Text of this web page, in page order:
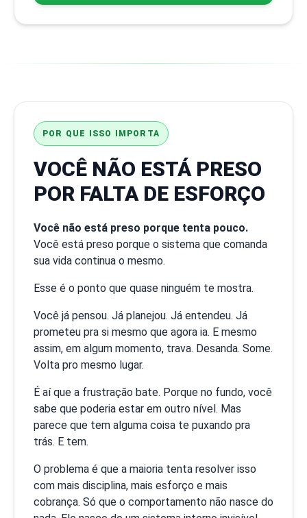
POR QUE ISSO IMPORTA
VOCÊ NÃO ESTÁ PRESO
POR FALTA DE ESFORÇO
Você não está preso porque tenta pouco.
Você está preso porque o sistema que comanda
sua vida continua o mesmo.
Esse é o ponto que quase ninguém te mostra.
Você já pensou. Já planejou. Já entendeu. Já
prometeu pra si mesmo que agora ia. E mesmo
assim, em algum momento, trava. Desanda. Some.
Volta pro mesmo lugar.
É aí que a frustração bate. Porque no fundo, você
sabe que poderia estar em outro nível. Mas
parece que tem alguma coisa te puxando pra
trás. E tem.
O problema é que a maioria tenta resolver isso
com mais disciplina, mais esforço e mais
cobrança. Só que o comportamento não nasce do